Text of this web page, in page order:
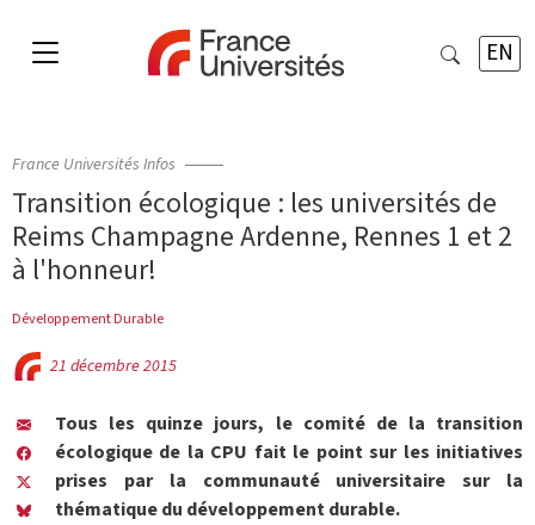
EN
France Universités Infos
Transition écologique : les universités de
Reims Champagne Ardenne, Rennes 1 et 2
à l'honneur!
Développement Durable
21 décembre 2015
Tous les quinze jours, le comité de la transition
écologique de la CPU fait le point sur les initiatives
prises par la communauté universitaire sur la
thématique du développement durable.